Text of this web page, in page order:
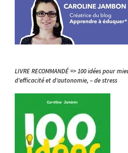
LIVRE RECOMMANDÉ => 100 idées pour
d’efficacité et d’autonomie, – de stress